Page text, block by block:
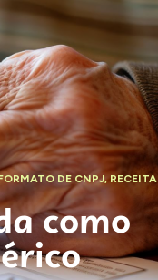
DE CNPJ,RECEITA
como